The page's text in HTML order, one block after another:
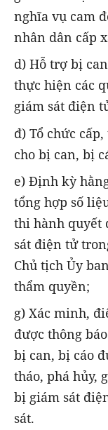
nghĩa vụ cam
nhân dân cấp
d) Hỗ trợ bị
thực hiện các
giám sát điện
đ) Tổ chức
cho bị can, bị
e) Định kỳ
tổng hợp số
thi hành quyết
sát điện tử
Chủ tịch Ủy
thẩm quyền;
g) Xác minh,
được thông
bị can, bị cáo
tháo, phá hủy,
bị giám sát
sát.